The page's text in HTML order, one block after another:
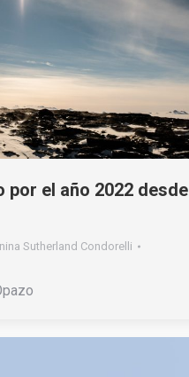
por el año 2022 desde
Sutherland Condorelli